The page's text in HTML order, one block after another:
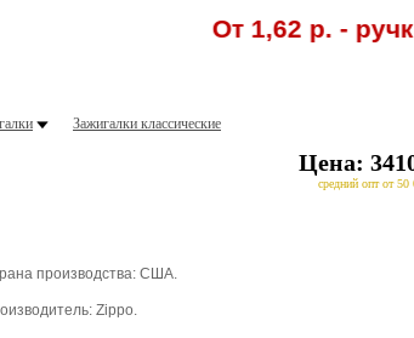
От 1,62 р. - ручки
Зажигалки классические
Цена:
средний опт от 50
производства: США.
Zippo.